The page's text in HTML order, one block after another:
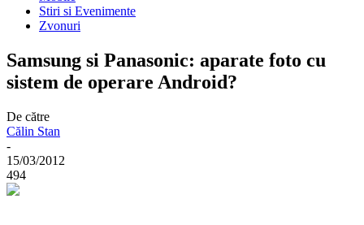
Stiri si Evenimente
Zvonuri
Samsung si Panasonic: aparate foto cu
sistem de operare Android?
De către
Călin Stan
-
15/03/2012
494